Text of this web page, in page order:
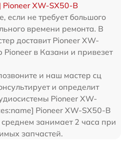
XW-SX50-B
если не требует большого
времени ремонта. В
доставит Pioneer XW-
Pioneer в Казани и привезет
и наш мастер сц
и определит
Pioneer XW-
Pioneer XW-SX50-B
занимает 2 часа при
запчастей.